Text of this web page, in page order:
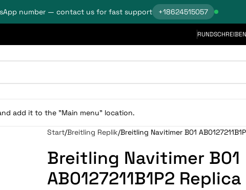
number — contact us for fast support +18624515057
RUNDSCHREIBEN
add it to the "Main menu" location.
Start Breitling Replik Breitling Navitimer B01
Breitling Navitimer B01
AB0127211B1P2 Replica